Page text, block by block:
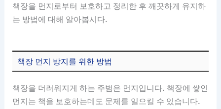
책장을 먼지로부터 보호하고 정리한 후 깨끗하게 유지하
는 방법에 대해 알아봅시다.
책장 먼지 방지를 위한 방법
책장을 더러워지게 하는 주범은 먼지입니다. 책장에 쌓인
먼지는 책을 보호하는데도 문제를 일으킬 수 있습니다.